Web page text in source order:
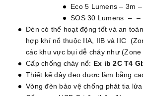
Eco 5 Lumens – 3m
SOS 30 Lumens –
Đèn có thể hoạt động tốt và an
hợp khí nổ thuộc IIA, IIB và IIC
các khu vực bụi dễ cháy như
Cấp chống cháy nổ: Ex ib 2C T4
Thiết kế dây đeo được làm bằng
Vòng đèn bảo vệ chống phát tia